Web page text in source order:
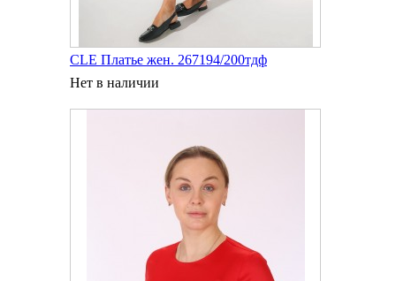
CLE Платье жен. 267194/200тдф
Нет в наличии